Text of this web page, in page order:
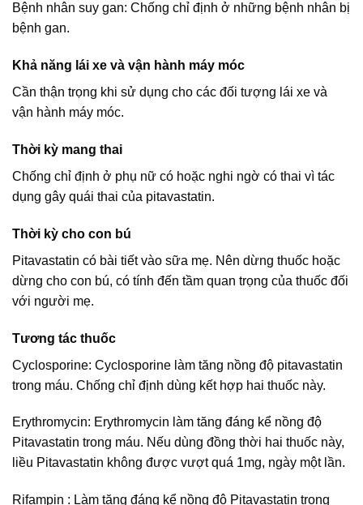
Bệnh nhân suy gan: Chống chỉ định ở những bệnh nhân bị
bệnh gan.
Khả năng lái xe và vận hành máy móc
Cần thận trọng khi sử dụng cho các đối tượng lái xe và
vận hành máy móc.
Thời kỳ mang thai
Chống chỉ định ở phụ nữ có hoặc nghi ngờ có thai vì tác
dụng gây quái thai của pitavastatin.
Thời kỳ cho con bú
Pitavastatin có bài tiết vào sữa mẹ. Nên dừng thuốc hoặc
dừng cho con bú, có tính đến tầm quan trọng của thuốc đối
với người mẹ.
Tương tác thuốc
Cyclosporine: Cyclosporine làm tăng nồng độ pitavastatin
trong máu. Chống chỉ định dùng kết hợp hai thuốc này.
Erythromycin: Erythromycin làm tăng đáng kể nồng độ
Pitavastatin trong máu. Nếu dùng đồng thời hai thuốc này,
liều Pitavastatin không được vượt quá 1mg, ngày một lần.
Rifampin : Làm tăng đáng kể nồng độ Pitavastatin trong